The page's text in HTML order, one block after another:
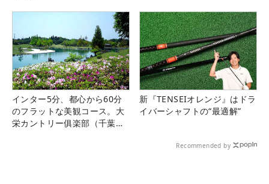
インター5分、都心から60分
のフラットな美観コース。大
栄カントリー俱楽部（千葉
新『TENSEIオレンジ』はドラ
イバーシャフトの“最適解”
Recommended by